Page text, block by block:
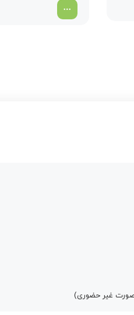
صورت غیر حضوری)